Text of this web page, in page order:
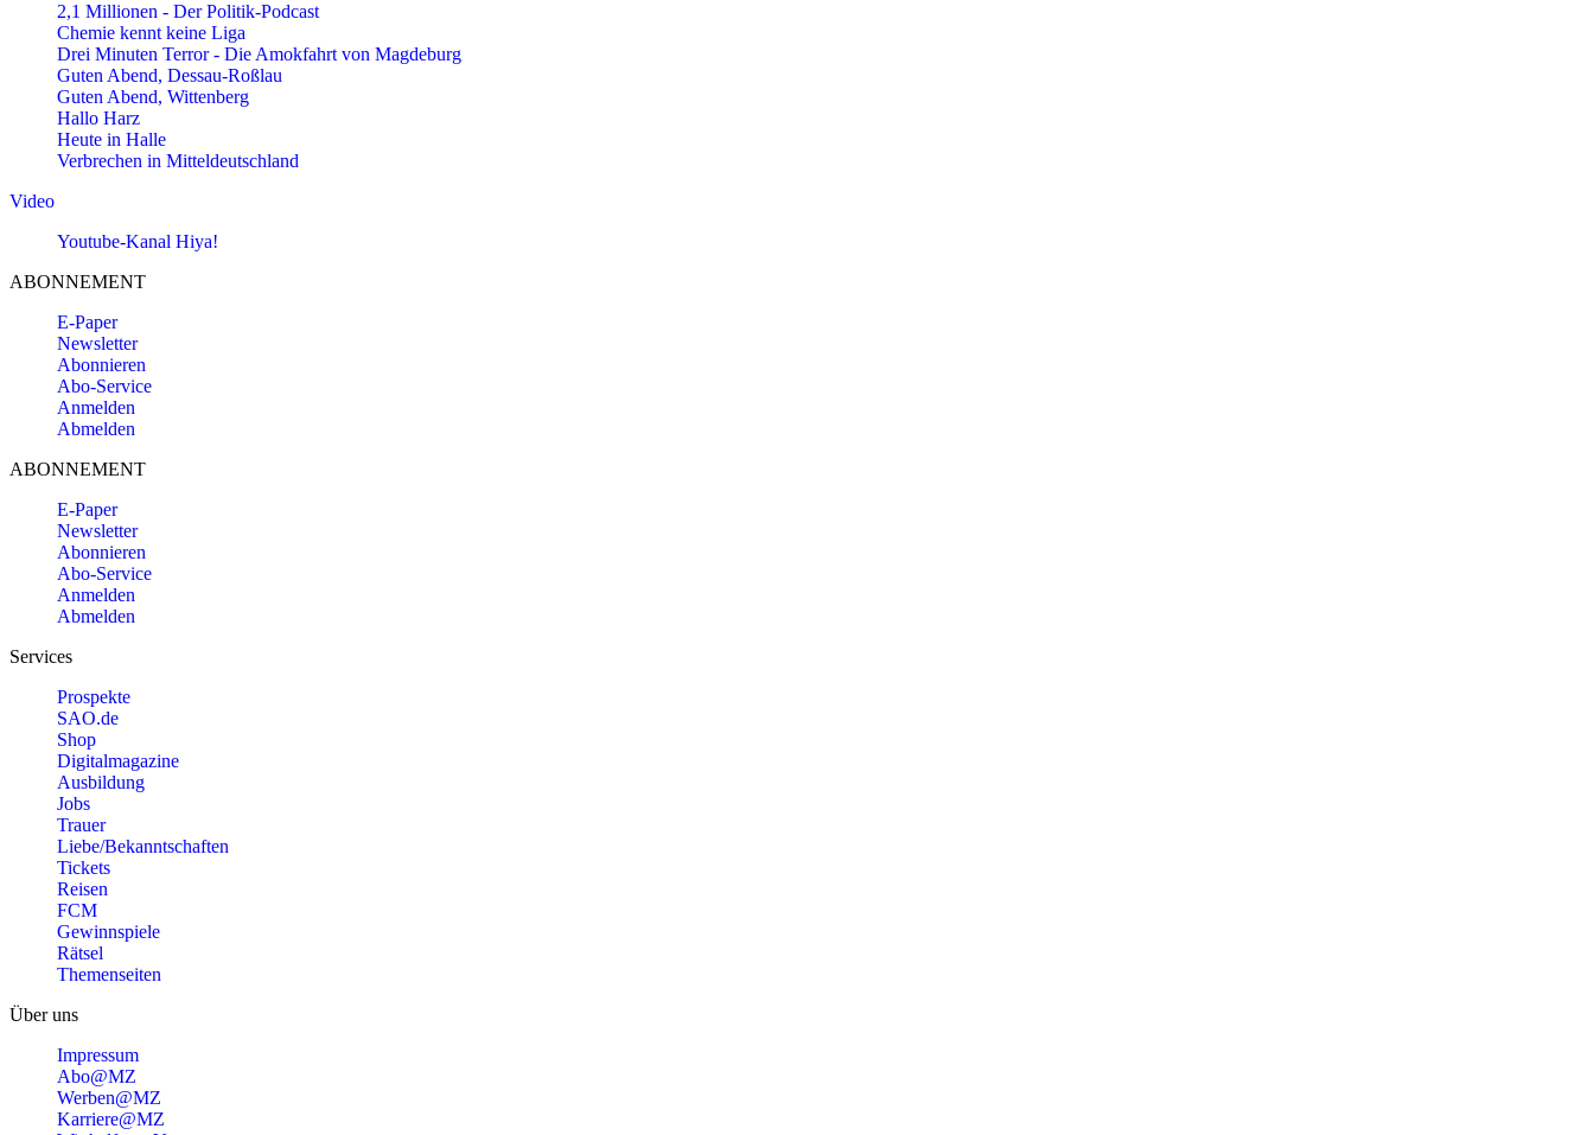
2,1 Millionen - Der Politik-Podcast
Chemie kennt keine Liga
Drei Minuten Terror - Die Amokfahrt von Magdeburg
Guten Abend, Dessau-Roßlau
Guten Abend, Wittenberg
Hallo Harz
Heute in Halle
Verbrechen in Mitteldeutschland
Video
Youtube-Kanal Hiya!
ABONNEMENT
E-Paper
Newsletter
Abonnieren
Abo-Service
Anmelden
Abmelden
ABONNEMENT
E-Paper
Newsletter
Abonnieren
Abo-Service
Anmelden
Abmelden
Services
Prospekte
SAO.de
Shop
Digitalmagazine
Ausbildung
Jobs
Trauer
Liebe/Bekanntschaften
Tickets
Reisen
FCM
Gewinnspiele
Rätsel
Themenseiten
Über uns
Impressum
Abo@MZ
Werben@MZ
Karriere@MZ